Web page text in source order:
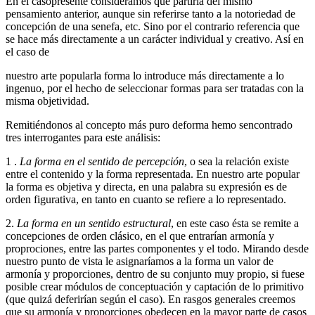
pensamiento anterior, aunque sin referirse tanto a la notoriedad de
concepción de una senefa, etc. Sino por el contrario referencia que
se hace más directamente a un carácter individual y creativo. Así en
el caso de
nuestro arte popularla forma lo introduce más directamente a lo
ingenuo, por el hecho de seleccionar formas para ser tratadas con la
misma objetividad.
Remitiéndonos al concepto más puro deforma hemo sencontrado
tres interrogantes para este análisis:
1 . La forma en el sentido de percepción, o sea la relación existe
entre el contenido y la forma representada. En nuestro arte popular
la forma es objetiva y directa, en una palabra su expresión es de
orden figurativa, en tanto en cuanto se refiere a lo representado.
2. La forma en un sentido estructural, en este caso ésta se remite a
concepciones de orden clásico, en el que entrarían armonía y
proprociones, entre las partes componentes y el todo. Mirando desde
nuestro punto de vista le asignaríamos a la forma un valor de
armonía y proporciones, dentro de su conjunto muy propio, si fuese
posible crear módulos de conceptuación y captación de lo primitivo
(que quizá deferirían según el caso). En rasgos generales creemos
que su armonía y proporciones obedecen en la mayor parte de casos